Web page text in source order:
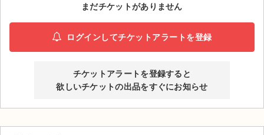
演劇・ミュージカル
ご利用ガイド
ご利用ガイド
手数料・お支払い方法
まだチケットがありません
ログインしてチケットアラートを登録
チケットアラートを登録すると
欲しいチケットの出品をすぐにお知らせ